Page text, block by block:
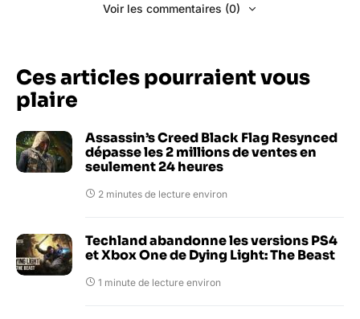
Voir les commentaires (0)
Ces articles pourraient vous
plaire
Assassin’s Creed Black Flag Resynced
dépasse les 2 millions de ventes en
seulement 24 heures
2 minutes de lecture environ
Techland abandonne les versions PS4
et Xbox One de Dying Light: The Beast
1 minute de lecture environ